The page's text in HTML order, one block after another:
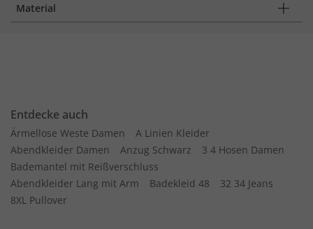
Material
Entdecke auch
Ärmellose Weste Damen
A Linien Kleider
Abendkleider Damen
Anzug Schwarz
3 4 Hosen Damen
Bademantel mit Reißverschluss
Abendkleider Lang mit Arm
Badekleid 48
32 34 Jeans
8XL Pullover